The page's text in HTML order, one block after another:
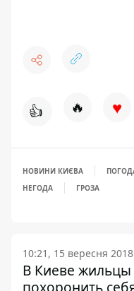
👍 🔥 ♥
НОВИНИ КИЄВА
НЕГОДА
ГРОЗА
10:21, 15 вересня 2018
В Киеве жильцы
похоронить